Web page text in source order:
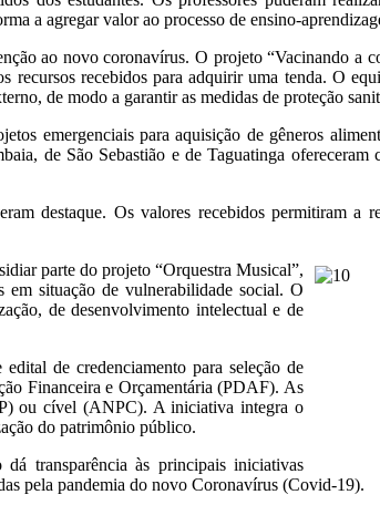
a agregar valor ao processo de ensino-
ao novo coronavírus. O projeto “Vacinando a
recursos recebidos para adquirir uma tenda. O
de modo a garantir as medidas de proteção
emergenciais para aquisição de gêneros
de São Sebastião e de Taguatinga ofereceram
destaque. Os valores recebidos permitiram a
parte do projeto “Orquestra Musical”,
em situação de vulnerabilidade social. O
de desenvolvimento intelectual e de
de credenciamento para seleção de
Financeira e Orçamentária (PDAF). As
ou cível (ANPC). A iniciativa integra o
do patrimônio público.
transparência às principais iniciativas
pela pandemia do novo Coronavírus (Covid-19).